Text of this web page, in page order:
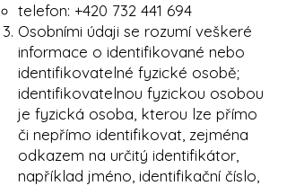
telefon: +420 732 441 694
Osobními údaji se rozumí veškeré
informace o identifikované nebo
identifikovatelné fyzické osobě;
identifikovatelnou fyzickou osobou
je fyzická osoba, kterou lze přímo
či nepřímo identifikovat, zejména
odkazem na určitý identifikátor,
například jméno, identifikační číslo,